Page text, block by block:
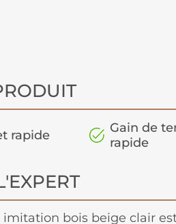
rapide
Gain de
rapide
bois beige clair